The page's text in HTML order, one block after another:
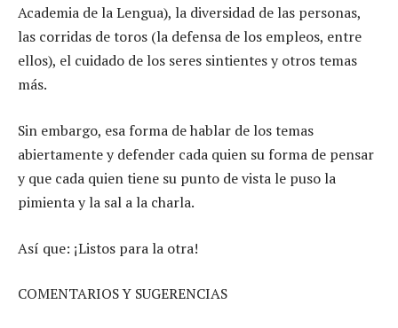
Academia de la Lengua), la diversidad de las personas,
las corridas de toros (la defensa de los empleos, entre
ellos), el cuidado de los seres sintientes y otros temas
más.
Sin embargo, esa forma de hablar de los temas
abiertamente y defender cada quien su forma de pensar
y que cada quien tiene su punto de vista le puso la
pimienta y la sal a la charla.
Así que: ¡Listos para la otra!
COMENTARIOS Y SUGERENCIAS